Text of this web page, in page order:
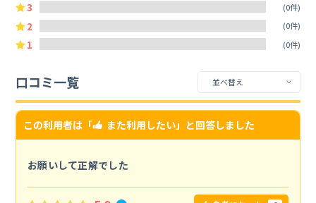
3 (0件)
2 (0件)
1 (0件)
口コミ一覧
この利用者は「 また利用したい」と回答しました
お願いして正解でした